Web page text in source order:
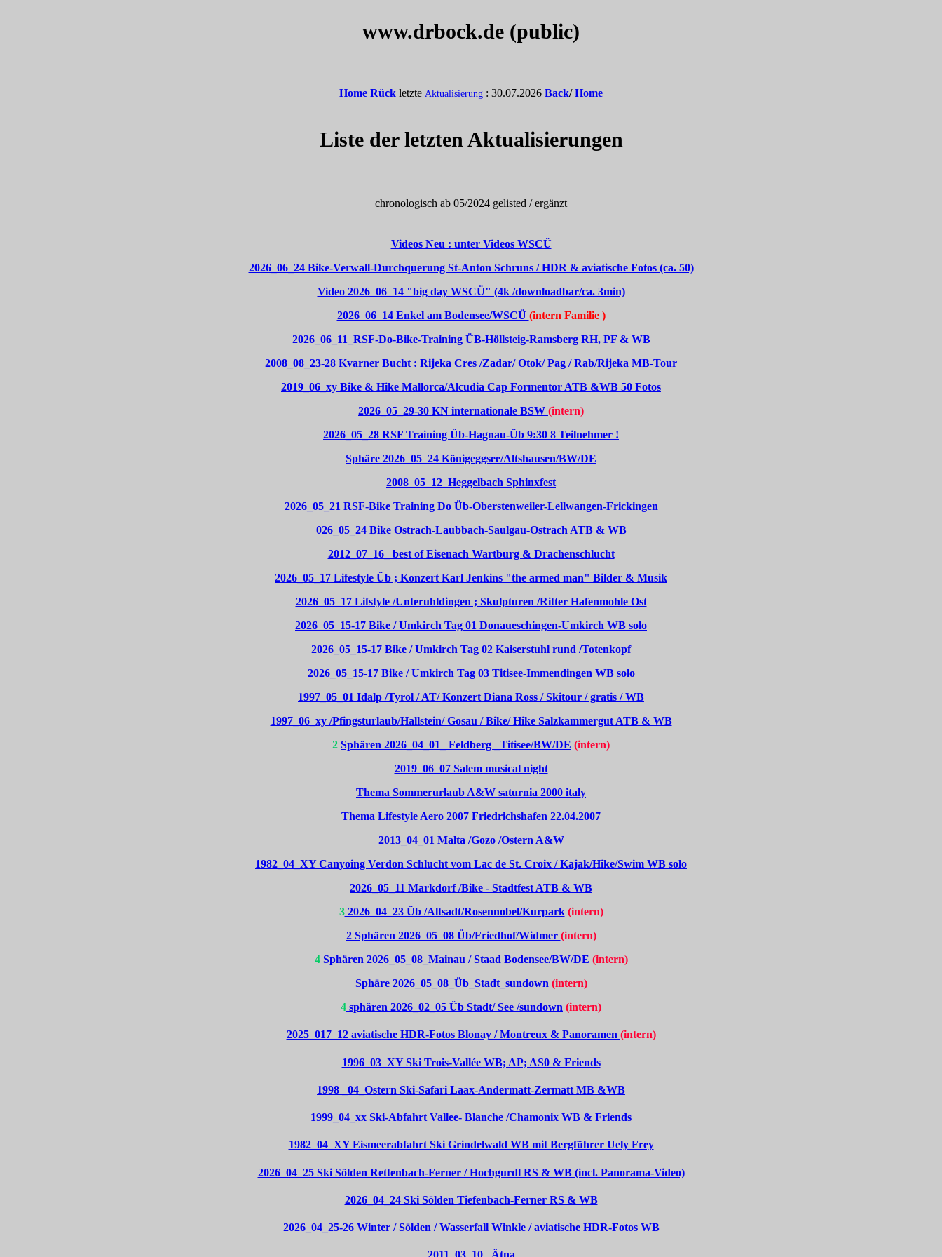
www.drbock.de (public)
Home Rück letzte Aktualisierung : 30.07.2026 Back/Home
Liste der letzten Aktualisierungen
chronologisch ab 05/2024 gelisted / ergänzt
Videos Neu : unter Videos WSCÜ
2026_06_24 Bike-Verwall-Durchquerung St-Anton Schruns / HDR & aviatische Fotos (ca. 50)
Video 2026_06_14 "big day WSCÜ" (4k /downloadbar/ca. 3min)
2026_06_14 Enkel am Bodensee/WSCÜ (intern Familie )
2026_06_11_RSF-Do-Bike-Training ÜB-Höllsteig-Ramsberg RH, PF & WB
2008_08_23-28 Kvarner Bucht : Rijeka Cres /Zadar/ Otok/ Pag / Rab/Rijeka MB-Tour
2019_06_xy Bike & Hike Mallorca/Alcudia Cap Formentor ATB &WB 50 Fotos
2026_05_29-30 KN internationale BSW (intern)
2026_05_28 RSF Training Üb-Hagnau-Üb 9:30 8 Teilnehmer !
Sphäre 2026_05_24 Königeggsee/Altshausen/BW/DE
2008_05_12_Heggelbach Sphinxfest
2026_05_21 RSF-Bike Training Do Üb-Oberstenweiler-Lellwangen-Frickingen
026_05_24 Bike Ostrach-Laubbach-Saulgau-Ostrach ATB & WB
2012_07_16_ best of Eisenach Wartburg & Drachenschlucht
2026_05_17 Lifestyle Üb ; Konzert Karl Jenkins "the armed man" Bilder & Musik
2026_05_17 Lifstyle /Unteruhldingen ; Skulpturen /Ritter Hafenmohle Ost
2026_05_15-17 Bike / Umkirch Tag 01 Donaueschingen-Umkirch WB solo
2026_05_15-17 Bike / Umkirch Tag 02 Kaiserstuhl rund /Totenkopf
2026_05_15-17 Bike / Umkirch Tag 03 Titisee-Immendingen WB solo
1997_05_01 Idalp /Tyrol / AT/ Konzert Diana Ross / Skitour / gratis / WB
1997_06_xy /Pfingsturlaub/Hallstein/ Gosau / Bike/ Hike Salzkammergut ATB & WB
2 Sphären 2026_04_01_ Feldberg _Titisee/BW/DE (intern)
2019_06_07 Salem musical night
Thema Sommerurlaub A&W saturnia 2000 italy
Thema Lifestyle Aero 2007 Friedrichshafen 22.04.2007
2013_04_01 Malta /Gozo /Ostern A&W
1982_04_XY Canyoing Verdon Schlucht vom Lac de St. Croix / Kajak/Hike/Swim WB solo
2026_05_11 Markdorf /Bike - Stadtfest ATB & WB
32026_04_23 Üb /Altsadt/Rosennobel/Kurpark(intern)
2 Sphären 2026_05_08 Üb/Friedhof/Widmer (intern)
4Sphären 2026_05_08_Mainau / Staad Bodensee/BW/DE (intern)
Sphäre 2026_05_08_Üb_Stadt_sundown (intern)
4 sphären 2026_02_05 Üb Stadt/ See /sundown (intern)
2025_017_12 aviatische HDR-Fotos Blonay / Montreux & Panoramen (intern)
1996_03_XY Ski Trois-Vallée WB; AP; AS0 & Friends
1998 _04_Ostern Ski-Safari Laax-Andermatt-Zermatt MB &WB
1999_04_xx Ski-Abfahrt Vallee- Blanche /Chamonix WB & Friends
1982_04_XY Eismeerabfahrt Ski Grindelwald WB mit Bergführer Uely Frey
2026_04_25 Ski Sölden Rettenbach-Ferner / Hochgurdl RS & WB (incl. Panorama-Video)
2026_04_24 Ski Sölden Tiefenbach-Ferner RS & WB
2026_04_25-26 Winter / Sölden / Wasserfall Winkle / aviatische HDR-Fotos WB